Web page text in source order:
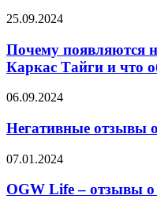
Почему
негативные
отзывы
о
Тайги
что
этом
партнёры
25.09.2024
Почему появляются
Каркас Тайги и что
Негативные
о
PMGO:
правда
или
миф?
06.09.2024
Негативные отзывы
OGW
–
07.01.2024
OGW Life – отзывы о